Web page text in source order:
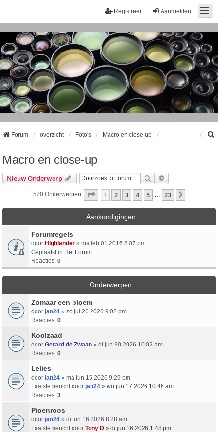
Aanmelden
Registreer
Forum overzicht Foto's Macro en close-up
Macro en close-up
Nieuw Onderwerp Zoek
570 Onderwerpen Pagina Van23
1 2 3 4 5 23
Aankondigingen
Forumregels
door Highlander » ma feb 01 2016 8:07 pm
Geplaatst in Het Forum
Reacties: 0
Onderwerpen
Zomaar een bloem
door jan24 » zo jul 26 2026 9:02 pm
Reacties: 0
Koolzaad
door Gerard de Zwaan » di jun 30 2026 10:02 am
Reacties: 0
Lelies
door jan24 » ma jun 15 2026 9:29 pm
Laatste bericht door jan24 » wo jun 17 2026 10:46 am
Reacties: 3
Pioenroos
door jan24 » di jun 16 2026 8:28 am
Laatste bericht door Tony D » di jun 16 2026 1:48 pm